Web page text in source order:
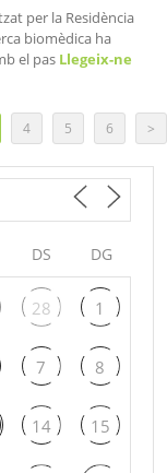
per la Residència
biomèdica ha
el pas Llegeix-ne
4 5 6 >
DS DG
28 1
7 8
14 15